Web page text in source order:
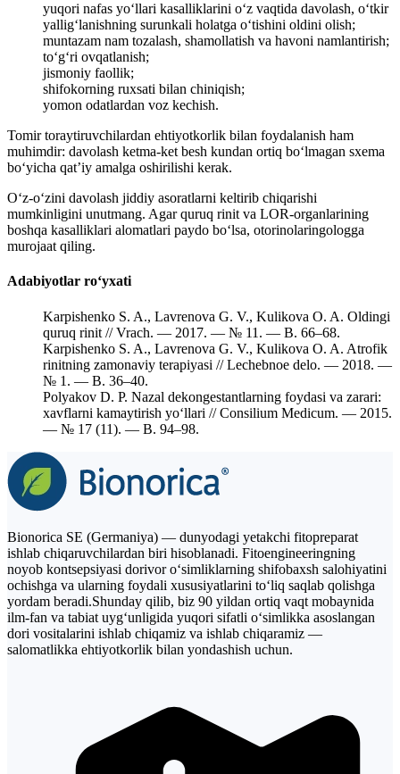
yuqori nafas yo‘llari kasalliklarini o‘z vaqtida davolash, o‘tkir
yallig‘lanishning surunkali holatga o‘tishini oldini olish;
muntazam nam tozalash, shamollatish va havoni namlantirish;
to‘g‘ri ovqatlanish;
jismoniy faollik;
shifokorning ruxsati bilan chiniqish;
yomon odatlardan voz kechish.
Tomir toraytiruvchilardan ehtiyotkorlik bilan foydalanish ham
muhimdir: davolash ketma-ket besh kundan ortiq bo‘lmagan sxema
bo‘yicha qat’iy amalga oshirilishi kerak.
O‘z-o‘zini davolash jiddiy asoratlarni keltirib chiqarishi
mumkinligini unutmang. Agar quruq rinit va LOR-organlarining
boshqa kasalliklari alomatlari paydo bo‘lsa, otorinolaringologga
murojaat qiling.
Adabiyotlar ro‘yxati
Karpishenko S. A., Lavrenova G. V., Kulikova O. A. Oldingi
quruq rinit // Vrach. — 2017. — № 11. — B. 66–68.
Karpishenko S. A., Lavrenova G. V., Kulikova O. A. Atrofik
rinitning zamonaviy terapiyasi // Lechebnoe delo. — 2018. —
№ 1. — B. 36–40.
Polyakov D. P. Nazal dekongestantlarning foydasi va zarari:
xavflarni kamaytirish yo‘llari // Consilium Medicum. — 2015.
— № 17 (11). — B. 94–98.
Bionorica SE (Germaniya) — dunyodagi yetakchi fitopreparat
ishlab chiqaruvchilardan biri hisoblanadi. Fitoengineeringning
noyob kontsepsiyasi dorivor o‘simliklarning shifobaxsh salohiyatini
ochishga va ularning foydali xususiyatlarini to‘liq saqlab qolishga
yordam beradi.Shunday qilib, biz 90 yildan ortiq vaqt mobaynida
ilm-fan va tabiat uyg‘unligida yuqori sifatli o‘simlikka asoslangan
dori vositalarini ishlab chiqamiz va ishlab chiqaramiz —
salomatlikka ehtiyotkorlik bilan yondashish uchun.